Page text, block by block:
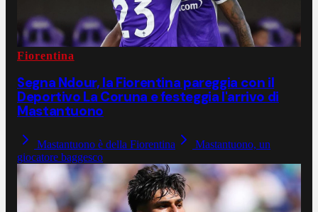
Fiorentina
Segna Ndour, la Fiorentina pareggia con il
Deportivo La Coruna e festeggia l'arrivo di
Mastantuono
Mastantuono è della Fiorentina
Mastantuono, un
giocatore baggesco